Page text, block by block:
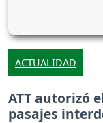
ACTUALIDAD
ATT autorizó
pasajes